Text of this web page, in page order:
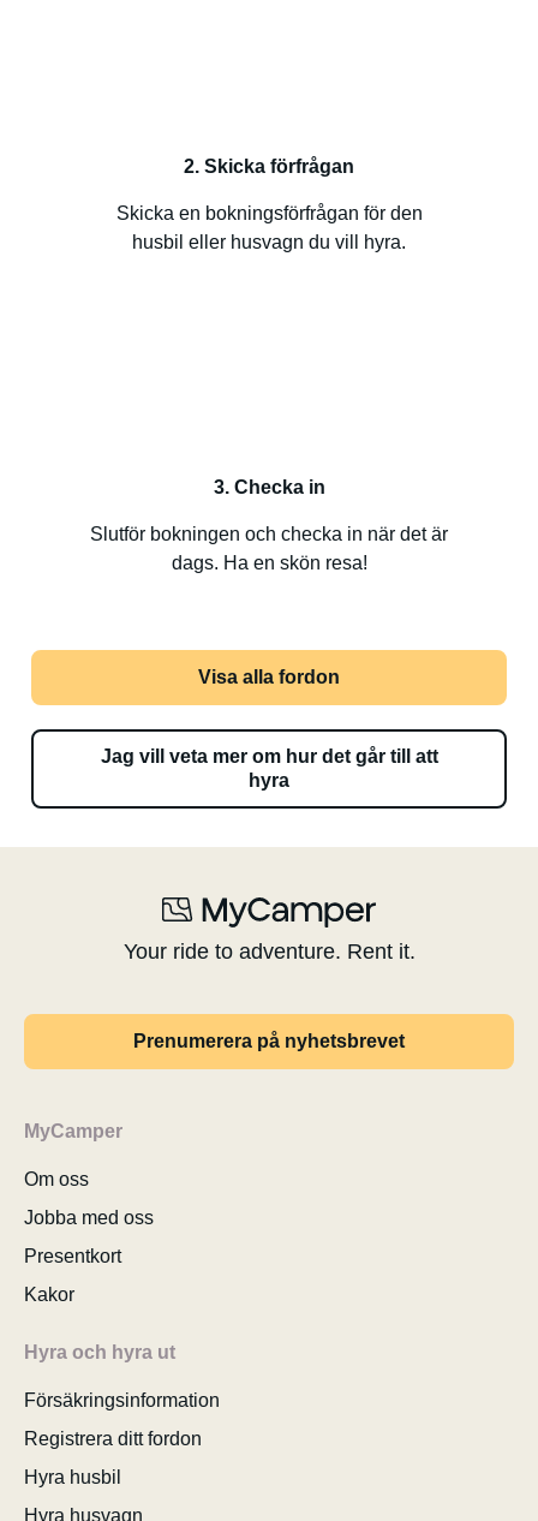
2. Skicka förfrågan
Skicka en bokningsförfrågan för den
husbil eller husvagn du vill hyra.
3. Checka in
Slutför bokningen och checka in när det är
dags. Ha en skön resa!
Visa alla fordon
Jag vill veta mer om hur det går till att
hyra
Your ride to adventure. Rent it.
Prenumerera på nyhetsbrevet
MyCamper
Om oss
Jobba med oss
Presentkort
Kakor
Hyra och hyra ut
Försäkringsinformation
Registrera ditt fordon
Hyra husbil
Hyra husvagn